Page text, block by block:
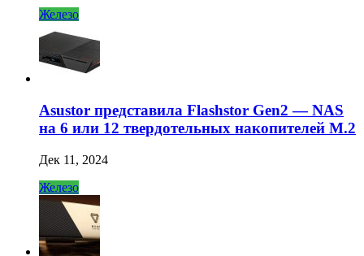
Железо
Asustor представила Flashstor Gen2 — NAS
на 6 или 12 твердотельных накопителей M.2
Дек 11, 2024
Железо